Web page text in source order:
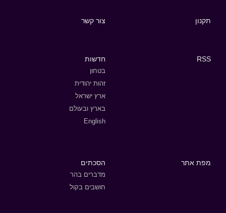
תקנון צור קשר
RSS חדשות
בטחון
זהות יהודית
ארץ ישראל
בארץ ובעולם
English
מפת אתר הסכתים
מדברים בהר
חושבים בקול